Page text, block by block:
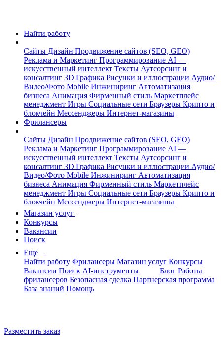
Найти работу
Сайты Дизайн Продвижение сайтов (SEO, GEO)
Реклама и Маркетинг Программирование AI —
искусственный интеллект Тексты Аутсорсинг и
консалтинг 3D Графика Рисунки и иллюстрации Аудио/
Видео/Фото Mobile Инжиниринг Автоматизация
бизнеса Анимация Фирменный стиль Маркетплейс
менеджмент Игры Социальные сети Браузеры Крипто и
блокчейн Мессенджеры Интернет-магазины
Фрилансеры
Сайты Дизайн Продвижение сайтов (SEO, GEO)
Реклама и Маркетинг Программирование AI —
искусственный интеллект Тексты Аутсорсинг и
консалтинг 3D Графика Рисунки и иллюстрации Аудио/
Видео/Фото Mobile Инжиниринг Автоматизация
бизнеса Анимация Фирменный стиль Маркетплейс
менеджмент Игры Социальные сети Браузеры Крипто и
блокчейн Мессенджеры Интернет-магазины
Магазин услуг
Конкурсы
Вакансии
Поиск
Еще
Найти работу Фрилансеры Магазин услуг Конкурсы
Вакансии Поиск AI-инструменты Блог Работы
фрилансеров Безопасная сделка Партнерская программа
База знаний Помощь
Разместить заказ